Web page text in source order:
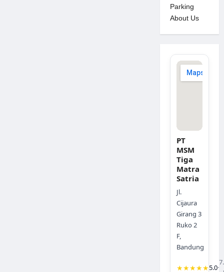
Parking
About Us
PT
MSM
Tiga
Matra
Satria
Jl.
Cijaura
Girang 3
Ruko 2
F,
Bandung
★★★★★5.0·